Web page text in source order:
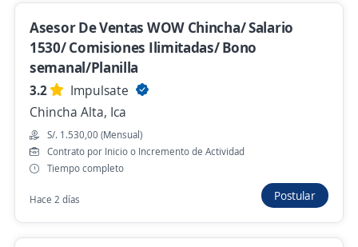
Promotor Sodimac
GLOBAL SERVICIO MANA BRAND
Sunampe, Ica
S/. 1.900,00 (Mensual)
Hace 22 horas
Promotor Desarrollista Comercial
4,0
CL SELECTION
Asesor De Ventas WOW Chincha/ Salario
1530/ Comisiones Ilimitadas/ Bono
semanal/Planilla
3.2
Impulsate
Chincha Alta, Ica
S/. 1.530,00 (Mensual)
Contrato por Inicio o Incremento de Actividad
Tiempo completo
Hace 2 días Postular